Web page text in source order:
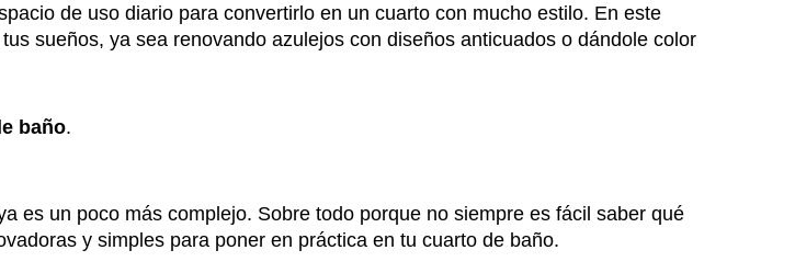
de uso diario para convertirlo en un cuarto con mucho estilo. En este
sueños, ya sea renovando azulejos con diseños anticuados o dándole color
baño.
es un poco más complejo. Sobre todo porque no siempre es fácil saber qué
y simples para poner en práctica en tu cuarto de baño.